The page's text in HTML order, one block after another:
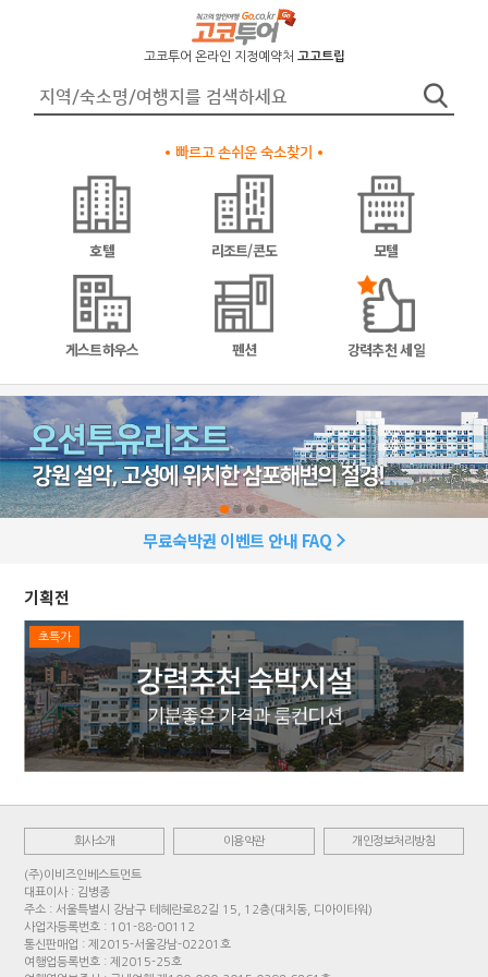
고코투어 온라인 지정예약처 고고트립
빠르고 손쉬운 숙소찾기
호텔 리조트/콘도 모텔
게스트하우스 펜션 강력추천 세일
무료숙박권 이벤트 안내 FAQ
기획전
초특가
회사소개 이용약관 개인정보처리방침
(주)이비즈인베스트먼트
대표이사 : 김병종
주소 : 서울특별시 강남구 테헤란로82길 15, 12층(대치동, 디아이타워)
사업자등록번호 : 101-88-00112
통신판매업 : 제2015-서울강남-02201호
여행업등록번호 : 제2015-25호